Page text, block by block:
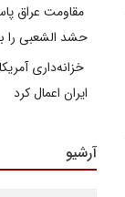
مقاومت عراق
حشد الشعبی را
خزانه‌داری
ایران اعمال کرد
آرشیو